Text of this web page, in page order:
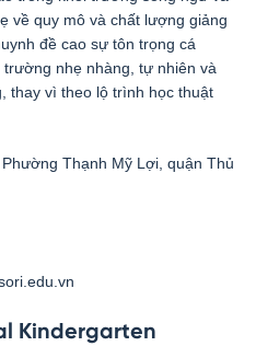
về quy mô và chất lượng giảng
đề cao sự tôn trọng cá
nhẹ nhàng, tự nhiên và
thay vì theo lộ trình học thuật
Thạnh Mỹ Lợi, quận Thủ
Kindergarten